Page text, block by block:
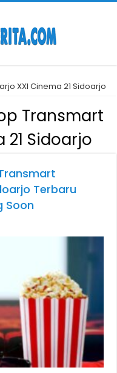
XXI Cinema 21 Sidoarjo
Transmart
21 Sidoarjo
Terbaru
Soon